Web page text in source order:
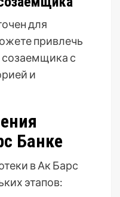
для
привлечь
с
и
Банке
в Ак Барс
этапов: